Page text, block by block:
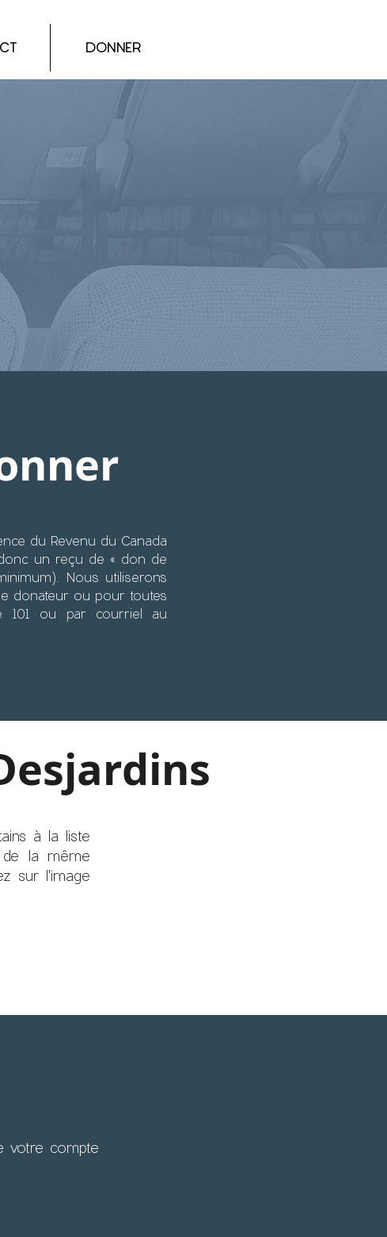
DONNER
du Revenu du Canada
un reçu de « don de
Nous utiliserons
donateur ou pour toutes
101 ou par courriel au
à la liste
la même
sur l'image
votre compte